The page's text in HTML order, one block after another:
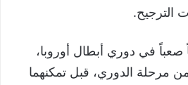
الترجيح.
في دوري أبطال أوروبا،
مرحلة الدوري، قبل تمكنهما